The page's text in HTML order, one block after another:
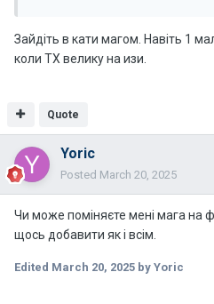
Зайдіть в кати магом. Навіть 1
коли ТХ велику на изи.
Quote
Yoric
Posted March 20, 2025
Чи може поміняєте мені мага на
щось добавити як і всім.
Edited March 20, 2025 by Yoric